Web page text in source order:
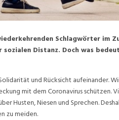
Schlagwörter im
Distanz. Doch was
und Rücksicht aufeinander.
mit dem Coronavirus
Husten, Niesen und Sprechen.
zu meiden.